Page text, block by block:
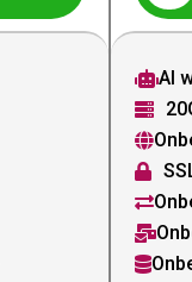
AI





